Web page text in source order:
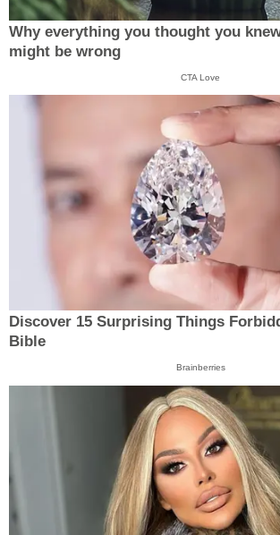
Why everything you thought you
might be wrong
CTA Love
Discover 15 Surprising Things
Bible
Brainberries